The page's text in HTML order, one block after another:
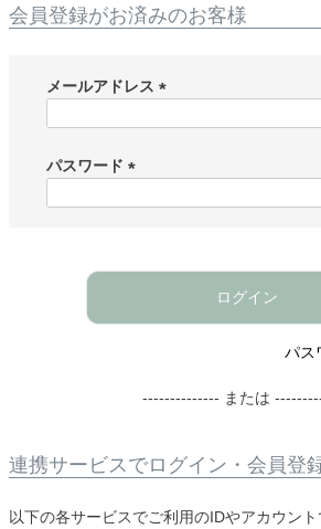
会員登録がお済みのお客様
メールアドレス
)
パスワード
ログイン
パス
-------------- または
連携サービスでログイン・会員登
以下の各サービスでご利用のIDやアカウン